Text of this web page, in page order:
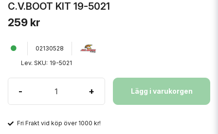
C.V.BOOT KIT 19-5021
259 kr
02130528
Lev. SKU: 19-5021
- + Lägg i varukorgen
Fri Frakt vid köp över 1000 kr!